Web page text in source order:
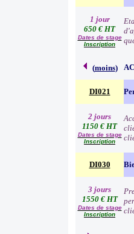
1 jour
650 € HT
Dates de stage
Inscription
(moins)
DI021
2 jours
1150 € HT
Dates de stage
Inscription
DI030
3 jours
1550 € HT
Dates de stage
Inscription